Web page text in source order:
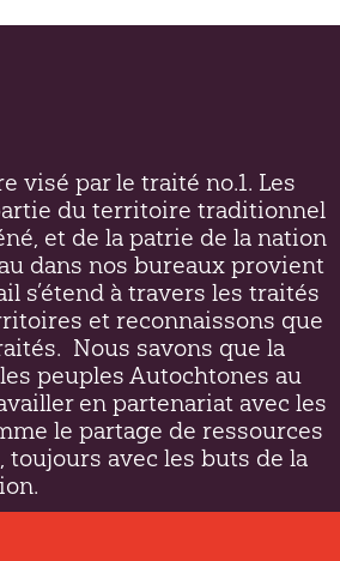
visé par le traité no.1. Les
du territoire traditionnel
et de la patrie de la nation
dans nos bureaux provient
s’étend à travers les traités
et reconnaissons que
Nous savons que la
peuples Autochtones au
en partenariat avec les
le partage de ressources
toujours avec les buts de la